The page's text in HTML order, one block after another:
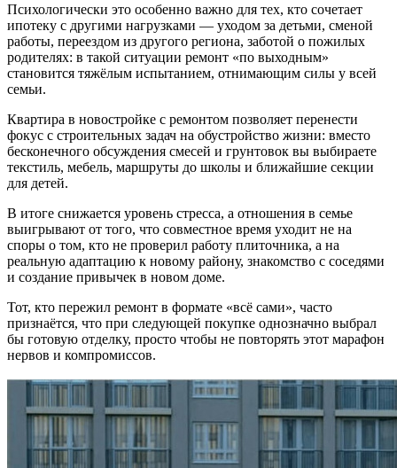
Психологически это особенно важно для тех, кто сочетает
ипотеку с другими нагрузками — уходом за детьми, сменой
работы, переездом из другого региона, заботой о пожилых
родителях: в такой ситуации ремонт «по выходным»
становится тяжёлым испытанием, отнимающим силы у всей
семьи.
Квартира в новостройке с ремонтом позволяет перенести
фокус с строительных задач на обустройство жизни: вместо
бесконечного обсуждения смесей и грунтовок вы выбираете
текстиль, мебель, маршруты до школы и ближайшие секции
для детей.
В итоге снижается уровень стресса, а отношения в семье
выигрывают от того, что совместное время уходит не на
споры о том, кто не проверил работу плиточника, а на
реальную адаптацию к новому району, знакомство с соседями
и создание привычек в новом доме.
Тот, кто пережил ремонт в формате «всё сами», часто
признаётся, что при следующей покупке однозначно выбрал
бы готовую отделку, просто чтобы не повторять этот марафон
нервов и компромиссов.